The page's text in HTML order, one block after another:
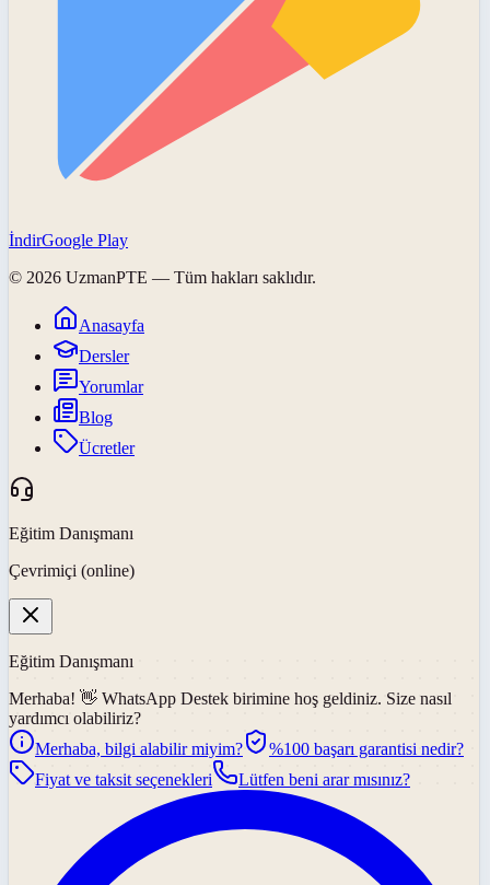
İndirGoogle Play
© 2026 UzmanPTE — Tüm hakları saklıdır.
Anasayfa
Dersler
Yorumlar
Blog
Ücretler
Eğitim Danışmanı
Çevrimiçi (online)
Eğitim Danışmanı
Merhaba! 👋 WhatsApp Destek birimine hoş geldiniz. Size nasıl
yardımcı olabiliriz?
Merhaba, bilgi alabilir miyim?
%100 başarı garantisi nedir?
Fiyat ve taksit seçenekleri
Lütfen beni arar mısınız?